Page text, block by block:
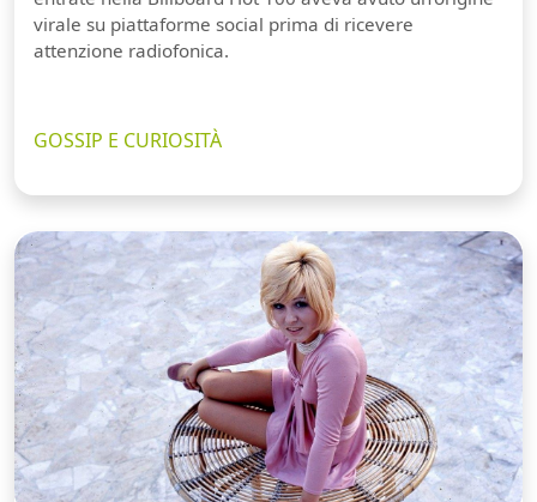
virale su piattaforme social prima di ricevere
attenzione radiofonica.
GOSSIP E CURIOSITÀ